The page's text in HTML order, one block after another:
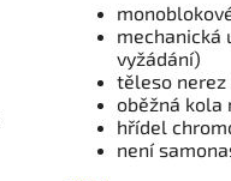
mechanická
vyžádání)
těleso nerez
oběžná kola
hřídel
není